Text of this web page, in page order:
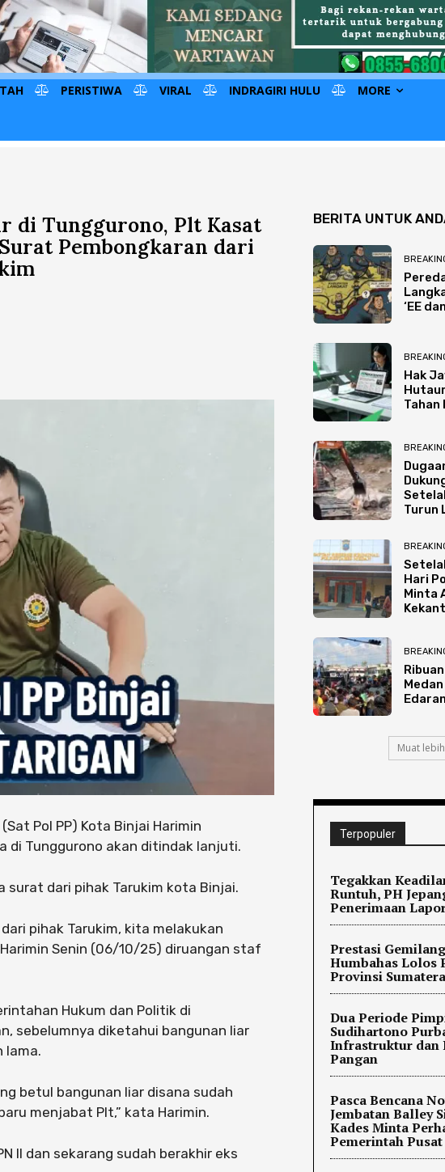
PERISTIWA VIRAL INDRAGIRI HULU MORE
di Tunggurono, Plt Kasat
Pembongkaran dari
Pol PP) Kota Binjai Harimin
di Tunggurono akan ditindak lanjuti.
surat dari pihak Tarukim kota Binjai.
pihak Tarukim, kita melakukan
Senin (06/10/25) diruangan staf
Hukum dan Politik di
sebelumnya diketahui bangunan liar
lama.
betul bangunan liar disana sudah
menjabat Plt,” kata Harimin.
II dan sekarang sudah berakhir eks
BERITA UNTUK
‘EE
Hak
Tahan
Turun
Hari
Minta
Muat
Terpopuler
Tegakkan
Runtuh, PH
Penerimaan
Prestasi
Humbahas Lolos
Provinsi
Dua Periode
Sudihartono
Infrastruktur dan
Pangan
Pasca Bencana
Jembatan Balley
Kades Minta
Pemerintah Pusat